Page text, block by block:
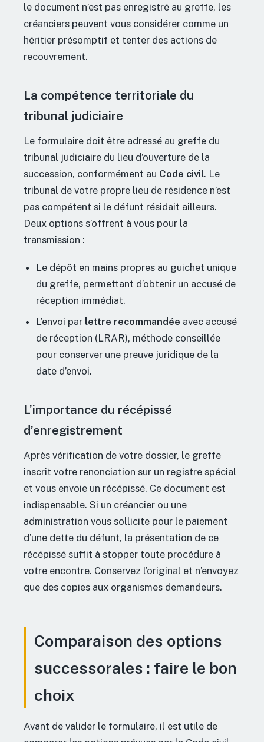
le document n’est pas enregistré au greffe, les
créanciers peuvent vous considérer comme un
héritier présomptif et tenter des actions de
recouvrement.
La compétence territoriale du
tribunal judiciaire
Le formulaire doit être adressé au greffe du
tribunal judiciaire du lieu d’ouverture de la
succession, conformément au Code civil. Le
tribunal de votre propre lieu de résidence n’est
pas compétent si le défunt résidait ailleurs.
Deux options s’offrent à vous pour la
transmission :
Le dépôt en mains propres au guichet unique
du greffe, permettant d’obtenir un accusé de
réception immédiat.
L’envoi par lettre recommandée avec accusé
de réception (LRAR), méthode conseillée
pour conserver une preuve juridique de la
date d’envoi.
L’importance du récépissé
d’enregistrement
Après vérification de votre dossier, le greffe
inscrit votre renonciation sur un registre spécial
et vous envoie un récépissé. Ce document est
indispensable. Si un créancier ou une
administration vous sollicite pour le paiement
d’une dette du défunt, la présentation de ce
récépissé suffit à stopper toute procédure à
votre encontre. Conservez l’original et n’envoyez
que des copies aux organismes demandeurs.
Comparaison des options
successorales : faire le bon
choix
Avant de valider le formulaire, il est utile de